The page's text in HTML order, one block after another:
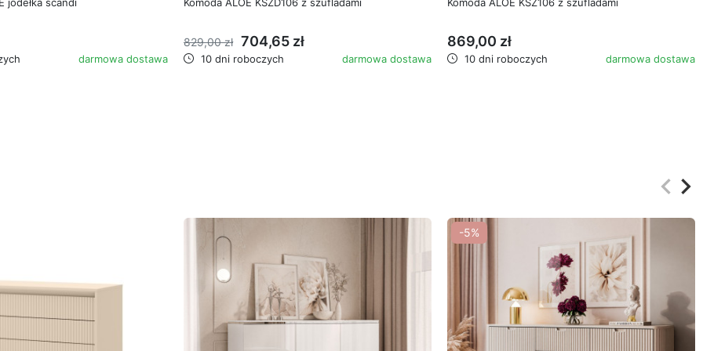
darmowa dostawa
829,00 zł 704,65 zł
10 dni roboczych darmowa dostawa
869,00 zł
10 dni roboczych darmowa dostawa
keyboard_arrow_left
keyboard_arrow_right
-5%